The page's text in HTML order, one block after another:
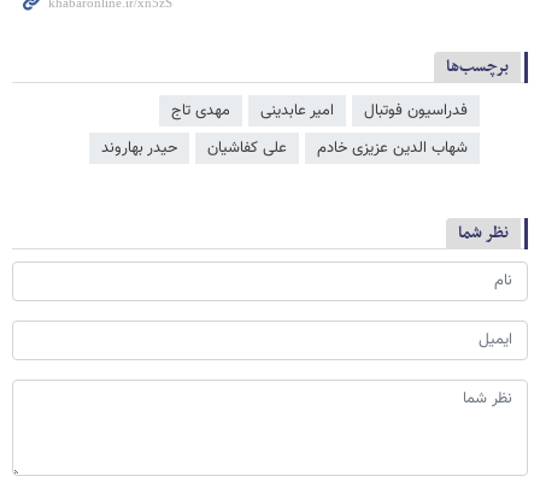
برچسب‌ها
فدراسیون فوتبال امیر عابدینی
مهدی تاج
شهاب الدین عزیزی خادم
علی کفاشیان حیدر بهاروند
نظر شما